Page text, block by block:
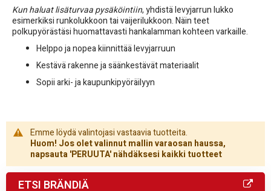
Kun haluat lisäturvaa pysäköintiin, yhdistä levyjarrun lukko
esimerkiksi runkolukkoon tai vaijerilukkoon. Näin teet
polkupyörästäsi huomattavasti hankalamman kohteen varkaille.
Helppo ja nopea kiinnittää levyjarruun
Kestävä rakenne ja säänkestävät materiaalit
Sopii arki- ja kaupunkipyöräilyyn
Emme löydä valintojasi vastaavia tuotteita.
Huom! Jos olet valinnut mallin varaosan haussa,
napsauta 'PERUUTA' nähdäksesi kaikki tuotteet
ETSI BRÄNDIÄ